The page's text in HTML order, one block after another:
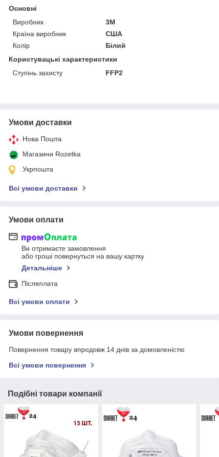
Основні
Виробник
3М
Країна виробник
США
Колір
Білий
Користувацькі характеристики
Ступінь захисту
FFP2
Умови доставки
Нова Пошта
Магазини Rozetka
Укрпошта
Всі умови доставки
Умови оплати
Ви отримаєте замовлення
або гроші повернуться на вашу картку
Детальніше
Післяплата
Всі умови оплати
Умови повернення
Повернення товару впродовж 14 днів за домовленістю
Всі умови повернення
Подібні товари компанії